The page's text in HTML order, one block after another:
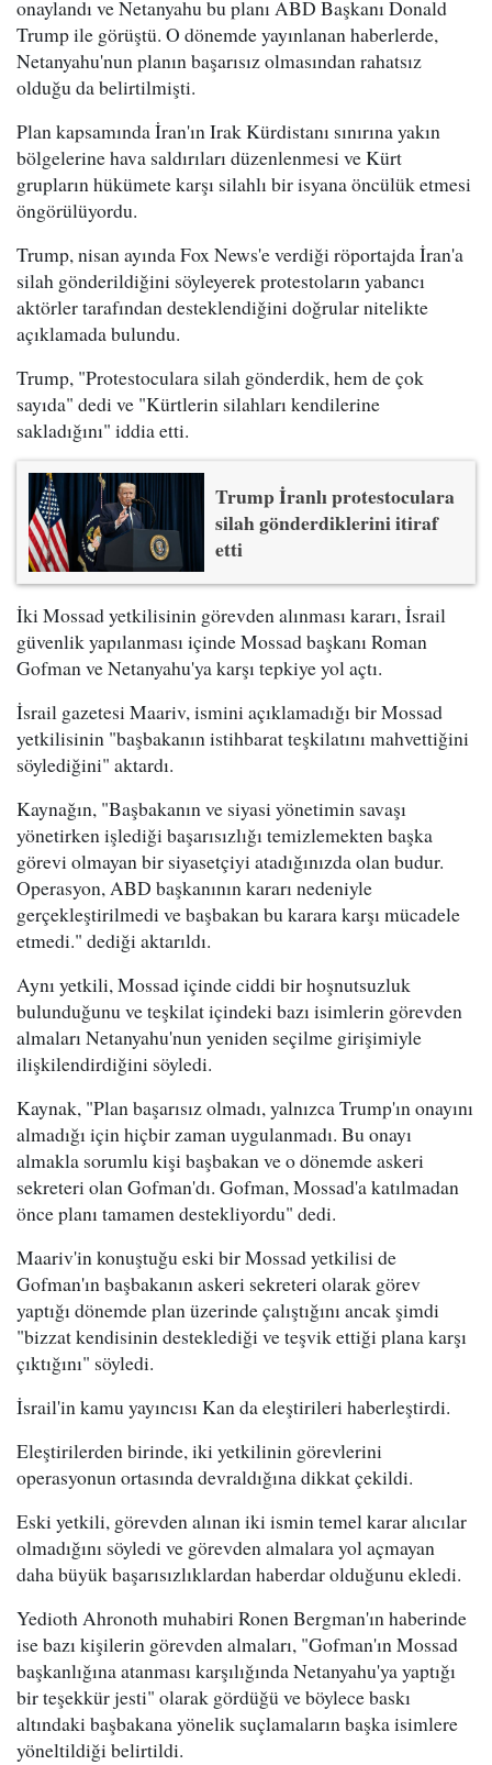
onaylandı ve Netanyahu bu planı ABD Başkanı Donald
Trump ile görüştü. O dönemde yayınlanan haberlerde,
Netanyahu'nun planın başarısız olmasından rahatsız
olduğu da belirtilmişti.
Plan kapsamında İran'ın Irak Kürdistanı sınırına yakın
bölgelerine hava saldırıları düzenlenmesi ve Kürt
grupların hükümete karşı silahlı bir isyana öncülük etmesi
öngörülüyordu.
Trump, nisan ayında Fox News'e verdiği röportajda İran'a
silah gönderildiğini söyleyerek protestoların yabancı
aktörler tarafından desteklendiğini doğrular nitelikte
açıklamada bulundu.
Trump, "Protestoculara silah gönderdik, hem de çok
sayıda" dedi ve "Kürtlerin silahları kendilerine
sakladığını" iddia etti.
Trump İranlı protestoculara
silah gönderdiklerini itiraf
etti
İki Mossad yetkilisinin görevden alınması kararı, İsrail
güvenlik yapılanması içinde Mossad başkanı Roman
Gofman ve Netanyahu'ya karşı tepkiye yol açtı.
İsrail gazetesi Maariv, ismini açıklamadığı bir Mossad
yetkilisinin "başbakanın istihbarat teşkilatını mahvettiğini
söylediğini" aktardı.
Kaynağın, "Başbakanın ve siyasi yönetimin savaşı
yönetirken işlediği başarısızlığı temizlemekten başka
görevi olmayan bir siyasetçiyi atadığınızda olan budur.
Operasyon, ABD başkanının kararı nedeniyle
gerçekleştirilmedi ve başbakan bu karara karşı mücadele
etmedi." dediği aktarıldı.
Aynı yetkili, Mossad içinde ciddi bir hoşnutsuzluk
bulunduğunu ve teşkilat içindeki bazı isimlerin görevden
almaları Netanyahu'nun yeniden seçilme girişimiyle
ilişkilendirdiğini söyledi.
Kaynak, "Plan başarısız olmadı, yalnızca Trump'ın onayını
almadığı için hiçbir zaman uygulanmadı. Bu onayı
almakla sorumlu kişi başbakan ve o dönemde askeri
sekreteri olan Gofman'dı. Gofman, Mossad'a katılmadan
önce planı tamamen destekliyordu" dedi.
Maariv'in konuştuğu eski bir Mossad yetkilisi de
Gofman'ın başbakanın askeri sekreteri olarak görev
yaptığı dönemde plan üzerinde çalıştığını ancak şimdi
"bizzat kendisinin desteklediği ve teşvik ettiği plana karşı
çıktığını" söyledi.
İsrail'in kamu yayıncısı Kan da eleştirileri haberleştirdi.
Eleştirilerden birinde, iki yetkilinin görevlerini
operasyonun ortasında devraldığına dikkat çekildi.
Eski yetkili, görevden alınan iki ismin temel karar alıcılar
olmadığını söyledi ve görevden almalara yol açmayan
daha büyük başarısızlıklardan haberdar olduğunu ekledi.
Yedioth Ahronoth muhabiri Ronen Bergman'ın haberinde
ise bazı kişilerin görevden almaları, "Gofman'ın Mossad
başkanlığına atanması karşılığında Netanyahu'ya yaptığı
bir teşekkür jesti" olarak gördüğü ve böylece baskı
altındaki başbakana yönelik suçlamaların başka isimlere
yöneltildiği belirtildi.